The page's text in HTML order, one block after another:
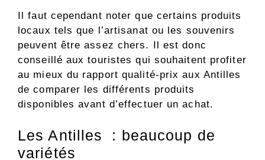
Il faut cependant noter que certains produits
locaux tels que l’artisanat ou les souvenirs
peuvent être assez chers. Il est donc
conseillé aux touristes qui souhaitent profiter
au mieux du rapport qualité-prix aux Antilles
de comparer les différents produits
disponibles avant d’effectuer un achat.
Les Antilles : beaucoup de
variétés